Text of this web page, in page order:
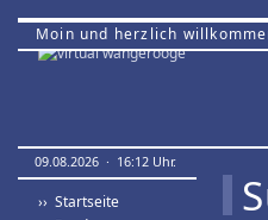
Moin und herzlich
09.08.2026 · 16:12 Uhr.
›› Startseite